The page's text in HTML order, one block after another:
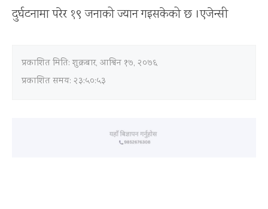
दुर्घटनामा परेर १९ जनाको ज्यान गइसकेको छ ।एजेन्सी
प्रकाशित मिति:शुक्रबार, आश्विन १७, २०७६
प्रकाशित समय: २३:५०:५३